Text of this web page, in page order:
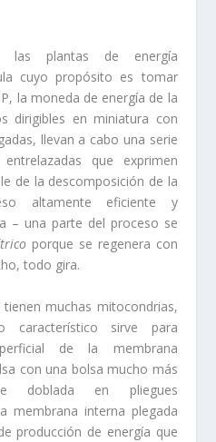
las plantas de energía
cuyo propósito es tomar
la moneda de energía de la
dirigibles en miniatura con
llevan a cabo una serie
que exprimen
de la descomposición de la
altamente eficiente y
– una parte del proceso se
porque se regenera con
todo gira.
muchas mitocondrias,
característico sirve para
de la membrana
con una bolsa mucho más
doblada en pliegues
membrana interna plegada
producción de energía que